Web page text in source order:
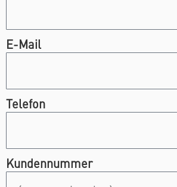
E-Mail
Telefon
Kundennummer